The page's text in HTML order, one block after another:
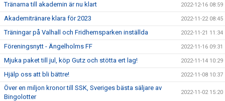
Tränarna till akademin är nu klart 2022-12-16 08:59
Akademitränare klara för 2023 2022-11-22 08:45
Träningar på Valhall och Fridhemsparken inställda 2022-11-21 11:34
Föreningsnytt - Ängelholms FF 2022-11-16 09:31
Mjuka paket till jul, köp Gutz och stötta ert lag! 2022-11-14 10:29
Hjälp oss att bli bättre! 2022-11-08 10:37
Över en miljon kronor till SSK, Sveriges bästa säljare av
Bingolotter
2022-11-02 15:20